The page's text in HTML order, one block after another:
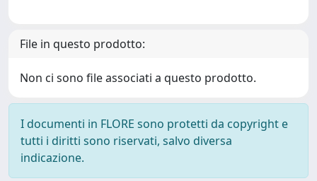
File in questo prodotto:
Non ci sono file associati a questo prodotto.
I documenti in FLORE sono protetti da copyright e
tutti i diritti sono riservati, salvo diversa
indicazione.